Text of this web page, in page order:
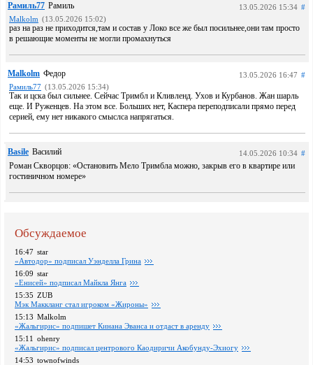
Рамиль77 Рамиль 13.05.2026 15:34 #
Malkolm (13.05.2026 15:02)
раз на раз не приходится,там и состав у Локо все же был посильнее,они там просто
в решающие моменты не могли промахнуться
Malkolm Федор 13.05.2026 16:47 #
Рамиль77 (13.05.2026 15:34)
Так и цска был сильнее. Сейчас Тримбл и Кливленд. Ухов и Курбанов. Жан шарль
еще. И Руженцев. На этом все. Больших нет, Каспера переподписали прямо перед
серией, ему нет никакого смыслса напрягаться.
Basile Василий 14.05.2026 10:34 #
Роман Скворцов: «Остановить Мело Тримбла можно, закрыв его в квартире или
гостиничном номере»
Обсуждаемое
16:47 star
«Автодор» подписал Уэнделла Грина
16:09 star
«Енисей» подписал Майкла Янга
15:35 ZUB
Мэк Маккланг стал игроком «Жироны»
15:13 Malkolm
«Жальгирис» подпишет Кинана Эванса и отдаст в аренду
15:11 ohenry
«Жальгирис» подписал центрового Каодиричи Акобунду-Эхиогу
14:53 townofwinds